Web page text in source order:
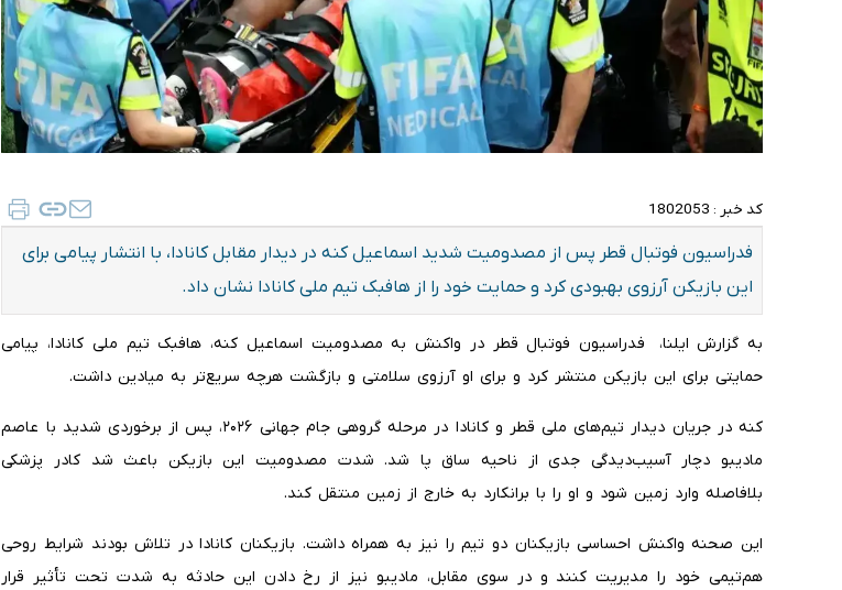
کد خبر : 1802053
فدراسیون فوتبال قطر پس از مصدومیت شدید اسماعیل کنه در دیدار مقابل کانادا، با انتشار پیامی برای
این بازیکن آرزوی بهبودی کرد و حمایت خود را از هافبک تیم ملی کانادا نشان داد.
به گزارش ایلنا، فدراسیون فوتبال قطر در واکنش به مصدومیت اسماعیل کنه، هافبک تیم ملی کانادا، پیامی
حمایتی برای این بازیکن منتشر کرد و برای او آرزوی سلامتی و بازگشت هرچه سریع‌تر به میادین داشت.
کنه در جریان دیدار تیم‌های ملی قطر و کانادا در مرحله گروهی جام جهانی ۲۰۲۶، پس از برخوردی شدید با عاصم
مادیبو دچار آسیب‌دیدگی جدی از ناحیه ساق پا شد. شدت مصدومیت این بازیکن باعث شد کادر پزشکی
بلافاصله وارد زمین شود و او را با برانکارد به خارج از زمین منتقل کند.
این صحنه واکنش احساسی بازیکنان دو تیم را نیز به همراه داشت. بازیکنان کانادا در تلاش بودند شرایط روحی
هم‌تیمی خود را مدیریت کنند و در سوی مقابل، مادیبو نیز از رخ دادن این حادثه به شدت تحت تأثیر قرار